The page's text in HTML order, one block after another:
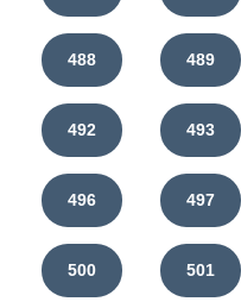
488 489
492 493
496 497
500 501